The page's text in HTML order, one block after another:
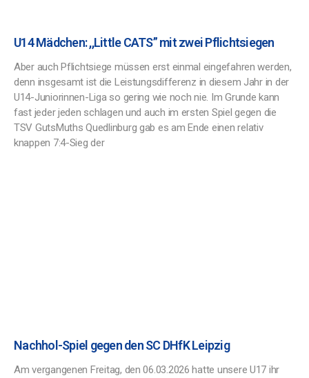
U14 Mädchen: ,,Little CATS” mit zwei Pflichtsiegen
Aber auch Pflichtsiege müssen erst einmal eingefahren werden,
denn insgesamt ist die Leistungsdifferenz in diesem Jahr in der
U14-Juniorinnen-Liga so gering wie noch nie. Im Grunde kann
fast jeder jeden schlagen und auch im ersten Spiel gegen die
TSV GutsMuths Quedlinburg gab es am Ende einen relativ
knappen 7:4-Sieg der
Nachhol-Spiel gegen den SC DHfK Leipzig
Am vergangenen Freitag, den 06.03.2026 hatte unsere U17 ihr